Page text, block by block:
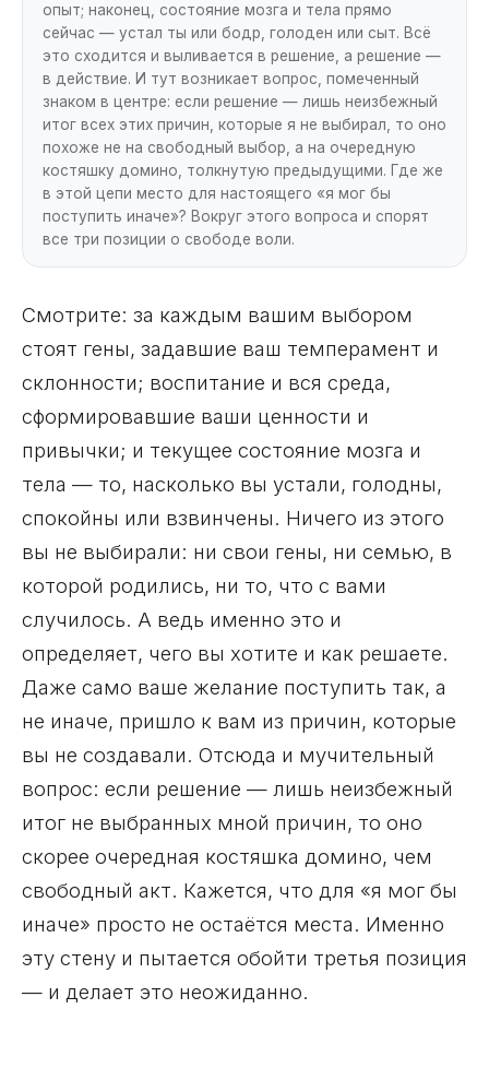
опыт; наконец, состояние мозга и тела прямо
сейчас — устал ты или бодр, голоден или сыт. Всё
это сходится и выливается в решение, а решение —
в действие. И тут возникает вопрос, помеченный
знаком в центре: если решение — лишь неизбежный
итог всех этих причин, которые я не выбирал, то оно
похоже не на свободный выбор, а на очередную
костяшку домино, толкнутую предыдущими. Где же
в этой цепи место для настоящего «я мог бы
поступить иначе»? Вокруг этого вопроса и спорят
все три позиции о свободе воли.
Смотрите: за каждым вашим выбором
стоят гены, задавшие ваш темперамент и
склонности; воспитание и вся среда,
сформировавшие ваши ценности и
привычки; и текущее состояние мозга и
тела — то, насколько вы устали, голодны,
спокойны или взвинчены. Ничего из этого
вы не выбирали: ни свои гены, ни семью, в
которой родились, ни то, что с вами
случилось. А ведь именно это и
определяет, чего вы хотите и как решаете.
Даже само ваше желание поступить так, а
не иначе, пришло к вам из причин, которые
вы не создавали. Отсюда и мучительный
вопрос: если решение — лишь неизбежный
итог не выбранных мной причин, то оно
скорее очередная костяшка домино, чем
свободный акт. Кажется, что для «я мог бы
иначе» просто не остаётся места. Именно
эту стену и пытается обойти третья позиция
— и делает это неожиданно.